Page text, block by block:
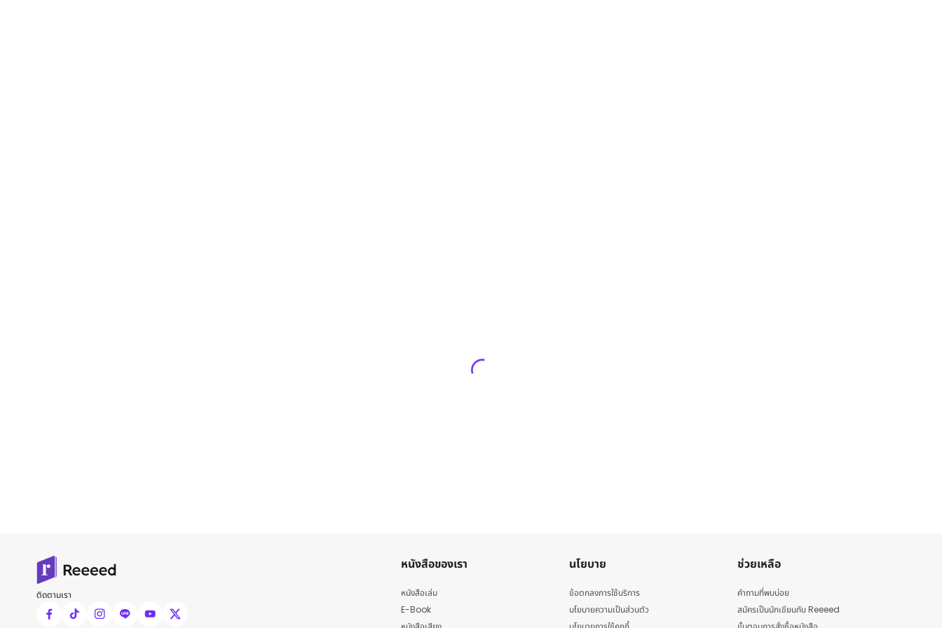
ติดตามเรา
หนังสือของเรา
หนังสือเล่ม
E-Book
นโยบาย
ข้อตกลงการใช้บริการ
นโยบายความเป็นส่วนตัว
ช่วยเหลือ
คำถามที่พบบ่อย
สมัครเป็นนักเขียนกับ Reeeed